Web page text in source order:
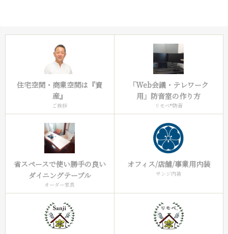
住宅空間・商業空間は『資
産』
ご挨拶
「Web会議・テレワーク
用」防音室の作り方
リモべ®︎防音
省スペースで使い勝手の良い
ダイニングテーブル
オーダー家具
オフィス/店舗/事業用内装
サンジ内装